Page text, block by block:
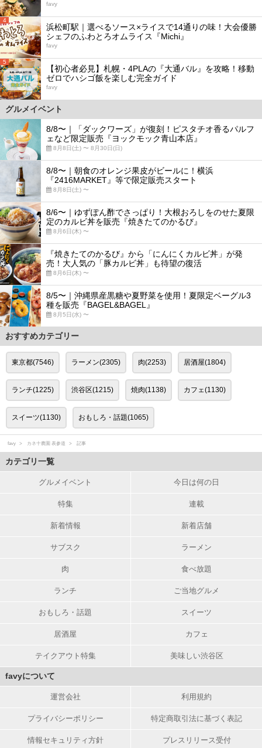
favy
4
浜松町駅｜選べるソース×ライスで14通りの味！大会優勝
シェフのふわとろオムライス『Michi』
favy
5
【初心者必見】札幌・4PLAの『大通バル』を攻略！移動
ゼロでハシゴ飯を楽しむ完全ガイド
favy
グルメイベント
8/8〜｜「ダックワーズ」が復刻！ピスタチオ香るパルフ
ェなど限定販売『ヨックモック青山本店』
8月8日(土) 〜 8月30日(日)
8/8〜｜朝食のオレンジ果皮がビールに！横浜
『2416MARKET』等で限定販売スタート
8月8日(土) 〜
8/6〜｜ゆずぽん酢でさっぱり！大根おろしをのせた夏限
定のカルビ丼を販売『焼きたてのかるび』
8月6日(木) 〜
『焼きたてのかるび』から「にんにくカルビ丼」が発
売！大人気の「豚カルビ丼」も待望の復活
8月6日(木) 〜
8/5〜｜沖縄県産黒糖や夏野菜を使用！夏限定ベーグル3
種を販売『BAGEL&BAGEL』
8月5日(水) 〜
おすすめカテゴリー
東京都(7546) ラーメン(2305) 肉(2253) 居酒屋(1804)
ランチ(1225) 渋谷区(1215) 焼肉(1138) カフェ(1130)
スイーツ(1130) おもしろ・話題(1065)
favy カネ十農園 表参道 記事
カテゴリ一覧
グルメイベント 今日は何の日
特集 連載
新着情報 新着店舗
サブスク ラーメン
肉 食べ放題
ランチ ご当地グルメ
おもしろ・話題 スイーツ
居酒屋 カフェ
テイクアウト特集 美味しい渋谷区
favyについて
運営会社 利用規約
プライバシーポリシー 特定商取引法に基づく表記
情報セキュリティ方針 プレスリリース受付